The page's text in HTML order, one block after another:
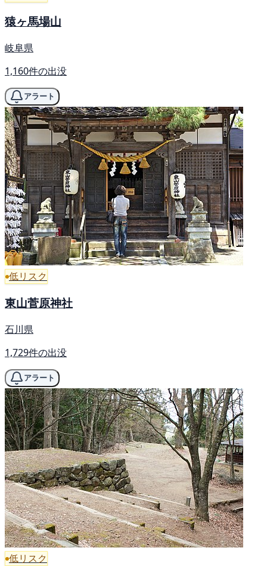
猿ヶ馬場山
岐阜県
1,160件の出没
アラート
低リスク
東山菅原神社
石川県
1,729件の出没
アラート
低リスク